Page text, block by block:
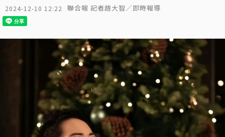
2024-12-10 12:22 聯合報 記者趙大智／即時報導